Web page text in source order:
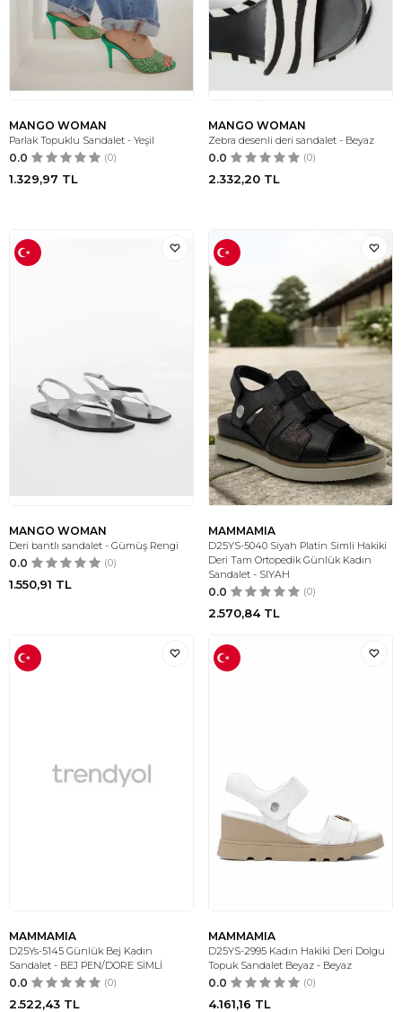
MANGO WOMAN
Parlak Topuklu Sandalet - Yeşil
0.0 (0)
1.329,97 TL
MANGO WOMAN
Zebra desenli deri sandalet - Beyaz
0.0 (0)
2.332,20 TL
MANGO WOMAN
Deri bantlı sandalet - Gümüş Rengi
0.0 (0)
1.550,91 TL
MAMMAMIA
D25YS-5040 Siyah Platin Simli Hakiki
Deri Tam Ortopedik Günlük Kadın
Sandalet - SIYAH
0.0 (0)
2.570,84TL
MAMMAMIA
D25Ys-5145 Günlük Bej Kadın
Sandalet - BEJ PEN/DORE SİMLİ
0.0 (0)
2.522,43 TL
MAMMAMIA
D25YS-2995 Kadın Hakiki Deri Dolgu
Topuk Sandalet Beyaz - Beyaz
0.0 (0)
4.161,16 TL